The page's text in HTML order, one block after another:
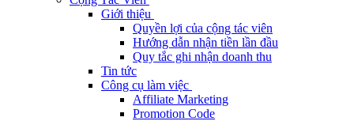
Giới thiệu
Quyền lợi của cộng tác viên
Hướng dẫn nhận tiền lần đầu
Quy tắc ghi nhận doanh thu
Tin tức
Công cụ làm việc
Affiliate Marketing
Promotion Code